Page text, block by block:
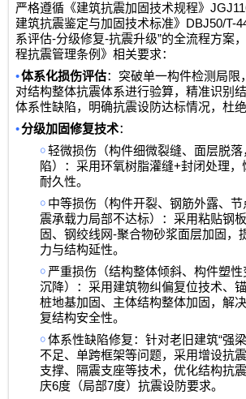
严格遵循《建筑抗震加固技术规程》
建筑抗震鉴定与加固技术标准》
DBJ50/T-
系评估-分级修复-抗震升级”的全流程方案
程抗震管理条例》相关要求：
•体系化损伤评估：突破单一构件检测局限
对结构整体抗震体系进行验算，精准识别
体系性缺陷，明确抗震设防达标情况，杜绝
•分级加固修复技术：
￮ 轻微损伤（构件细微裂缝、面层脱
陷）：采用环氧树脂灌缝+封闭处理，
耐久性。
￮ 中等损伤（构件开裂、钢筋外露、
震承载力局部不达标）：采用粘贴钢
固、钢绞线网-聚合物砂浆面层加固，
力与结构延性。
￮ 严重损伤（结构整体倾斜、构件塑
沉降）：采用建筑物纠偏复位技术、
桩地基加固、主体结构整体加固，解
复结构安全性。
￮ 体系性缺陷修复：针对老旧建筑“强
不足、单跨框架等问题，采用增设抗
支撑、隔震支座等技术，优化结构抗
庆6度（局部7度）抗震设防要求。